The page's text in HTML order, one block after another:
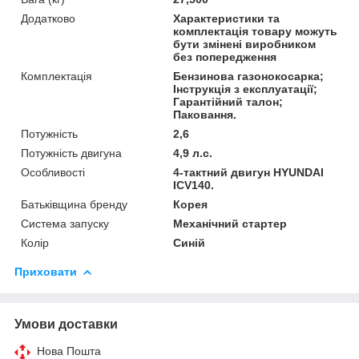
Додатково
Характеристики та
комплектація товару можуть
бути змінені виробником
без попередження
Комплектація
Бензинова газонокосарка;
Інструкція з експлуатації;
Гарантійний талон;
Паковання.
Потужність
2,6
Потужність двигуна
4,9 л.с.
Особливості
4-тактний двигун HYUNDAI
ICV140.
Батьківщина бренду
Корея
Система запуску
Механічний стартер
Колір
Синій
Приховати
Умови доставки
Нова Пошта